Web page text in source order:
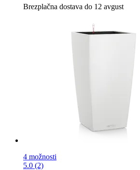
Brezplačna dostava do 12 avgust
4 možnosti
5.0 (2)